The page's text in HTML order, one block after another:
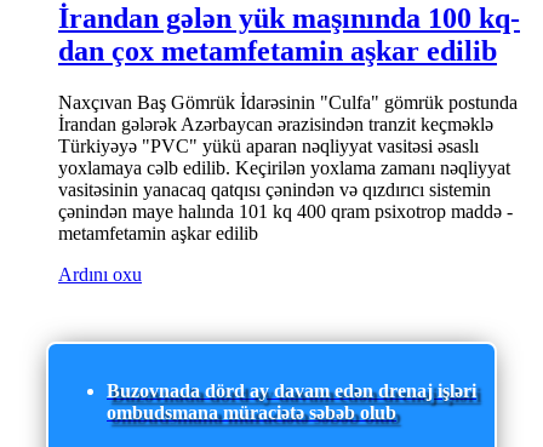
İrandan gələn yük maşınında 100 kq-
dan çox metamfetamin aşkar edilib
Naxçıvan Baş Gömrük İdarəsinin "Culfa" gömrük postunda
İrandan gələrək Azərbaycan ərazisindən tranzit keçməklə
Türkiyəyə "PVC" yükü aparan nəqliyyat vasitəsi əsaslı
yoxlamaya cəlb edilib. Keçirilən yoxlama zamanı nəqliyyat
vasitəsinin yanacaq qatqısı çənindən və qızdırıcı sistemin
çənindən maye halında 101 kq 400 qram psixotrop maddə -
metamfetamin aşkar edilib
Ardını oxu
Buzovnada dörd ay davam edən drenaj işləri
ombudsmana müraciətə səbəb olub